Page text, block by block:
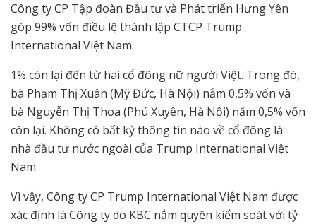
Công ty CP Tập đoàn Đầu tư và Phát triển Hưng Yên
góp 99% vốn điều lệ thành lập CTCP Trump
International Việt Nam.
1% còn lại đến từ hai cổ đông nữ người Việt. Trong đó,
bà Phạm Thị Xuân (Mỹ Đức, Hà Nội) nắm 0,5% vốn và
bà Nguyễn Thị Thoa (Phú Xuyên, Hà Nội) nắm 0,5% vốn
còn lại. Không có bất kỳ thông tin nào về cổ đông là
nhà đầu tư nước ngoài của Trump International Việt
Nam.
Vì vậy, Công ty CP Trump International Việt Nam được
xác định là Công ty do KBC nắm quyền kiểm soát với tỷ